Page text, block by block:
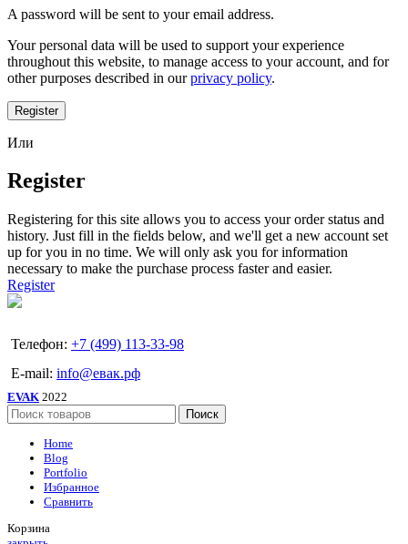
A password will be sent to your email address.
Your personal data will be used to support your experience
throughout this website, to manage access to your account, and for
other purposes described in ourprivacy policy.
Register
Или
Register
Registering for this site allows you to access your order status and
history. Just fill in the fields below, and we'll get a new account set
up for you in no time. We will only ask you for information
necessary to make the purchase process faster and easier.
Register
Телефон: +7 (499) 113-33-98
E-mail: info@евак.рф
EVAK 2022
Поиск
Home
Blog
Portfolio
Избранное
Сравнить
Корзина